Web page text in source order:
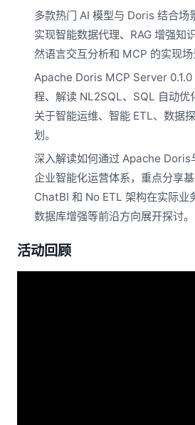
多款热门 AI 模型与 Doris 结合
实现智能数据代理、RAG 增强知
然语言交互分析和 MCP 的实现场
Apache Doris MCP Server 0.1.0
程、解读 NL2SQL、SQL 自动优
关于智能运维、智能 ETL、数据
划。
深入解读如何通过 Apache Doris
企业智能化运营体系，重点分享
ChatBI 和 No ETL 架构在实际业
数据库增强等前沿方向展开探讨。
活动回顾